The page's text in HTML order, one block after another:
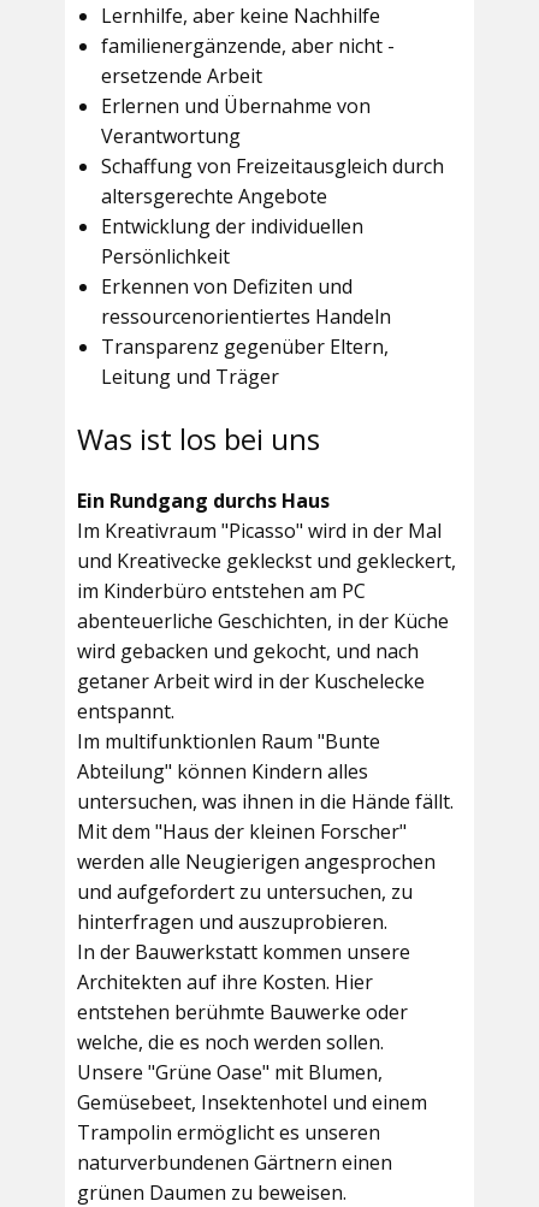
Lernhilfe, aber keine Nachhilfe
familienergänzende, aber nicht -
ersetzende Arbeit
Erlernen und Übernahme von
Verantwortung
Schaffung von Freizeitausgleich durch
altersgerechte Angebote
Entwicklung der individuellen
Persönlichkeit
Erkennen von Defiziten und
ressourcenorientiertes Handeln
Transparenz gegenüber Eltern,
Leitung und Träger
Was ist los bei uns
Ein Rundgang durchs Haus
Im Kreativraum "Picasso" wird in der Mal
und Kreativecke gekleckst und gekleckert,
im Kinderbüro entstehen am PC
abenteuerliche Geschichten, in der Küche
wird gebacken und gekocht, und nach
getaner Arbeit wird in der Kuschelecke
entspannt.
Im multifunktionlen Raum "Bunte
Abteilung" können Kindern alles
untersuchen, was ihnen in die Hände fällt.
Mit dem "Haus der kleinen Forscher"
werden alle Neugierigen angesprochen
und aufgefordert zu untersuchen, zu
hinterfragen und auszuprobieren.
In der Bauwerkstatt kommen unsere
Architekten auf ihre Kosten. Hier
entstehen berühmte Bauwerke oder
welche, die es noch werden sollen.
Unsere "Grüne Oase" mit Blumen,
Gemüsebeet, Insektenhotel und einem
Trampolin ermöglicht es unseren
naturverbundenen Gärtnern einen
grünen Daumen zu beweisen.